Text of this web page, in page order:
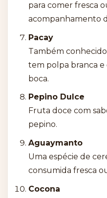
para comer fresca
acompanhamento
Pacay
Também
tem polpa branca
boca.
Pepino Dulce
Fruta doce com
pepino.
Aguaymanto
Uma espécie de
consumida fresca
Cocona